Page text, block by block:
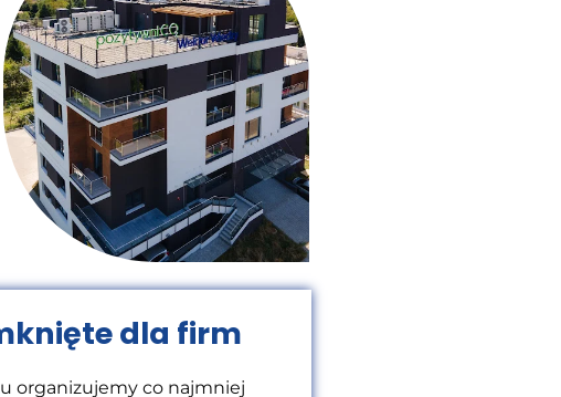
dla firm
organizujemy co najmniej